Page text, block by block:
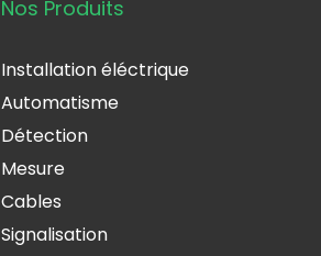
Nos Produits
Installation éléctrique
Automatisme
Détection
Mesure
Cables
Signalisation